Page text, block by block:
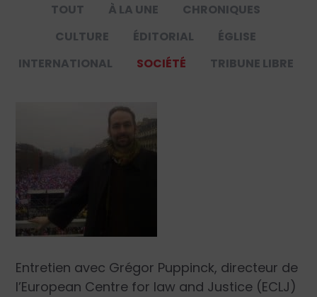
TOUT À LA UNE
CHRONIQUES
CULTURE
ÉDITORIAL
ÉGLISE
INTERNATIONAL
SOCIÉTÉ TRIBUNE LIBRE
Entretien avec Grégor Puppinck, directeur de
l’European Centre for law and Justice (ECLJ)